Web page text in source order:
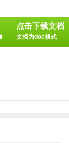
点击下载文档
文档为doc格式